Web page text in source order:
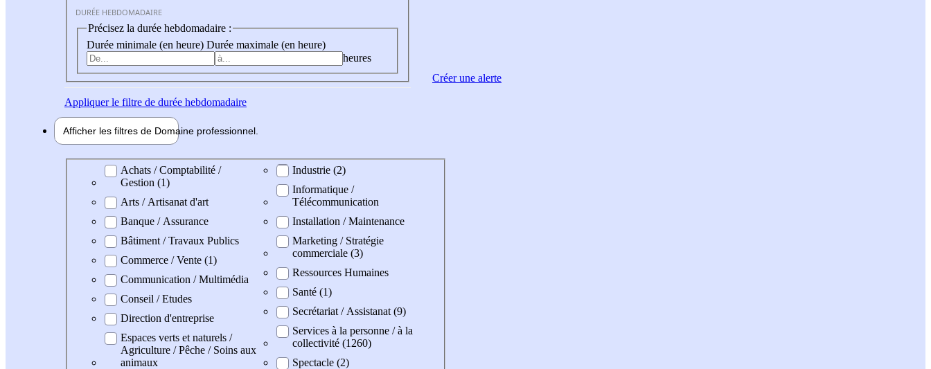
DURÉE HEBDOMADAIRE
Précisez la durée hebdomadaire :
Durée minimale (en heure) Durée maximale (en heure)
heures
Appliquerle filtre de durée hebdomadaire
Afficher les filtres de Domaine professionnel
Domaine professionel
Achats / Comptabilité /
Gestion (1)
Arts / Artisanat d'art
Banque / Assurance
Bâtiment / Travaux Publics
Commerce / Vente (1)
Communication / Multimédia
Conseil / Etudes
Direction d'entreprise
Espaces verts et naturels /
Agriculture / Pêche / Soins aux
animaux
Industrie (2)
Informatique /
Télécommunication
Installation / Maintenance
Marketing / Stratégie
commerciale (3)
Ressources Humaines
Santé (1)
Secrétariat / Assistanat (9)
Services à la personne / à la
collectivité (1260)
Spectacle (2)
Créer une alerte